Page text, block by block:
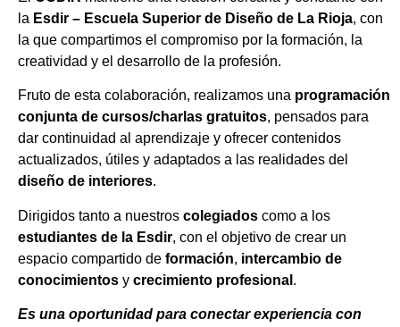
la Esdir – Escuela Superior de Diseño de La Rioja, con
la que compartimos el compromiso por la formación, la
creatividad y el desarrollo de la profesión.
Fruto de esta colaboración, realizamos una programación
conjunta de cursos/charlas gratuitos, pensados para
dar continuidad al aprendizaje y ofrecer contenidos
actualizados, útiles y adaptados a las realidades del
diseño de interiores.
Dirigidos tanto a nuestros colegiados como a los
estudiantes de la Esdir, con el objetivo de crear un
espacio compartido de formación, intercambio de
conocimientos y crecimiento profesional .
Es una oportunidad para conectar experiencia con